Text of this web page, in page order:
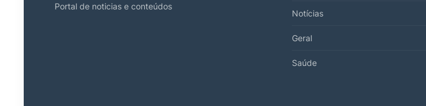
Portal de noticias e conteúdos
Notícias
Geral
Saúde